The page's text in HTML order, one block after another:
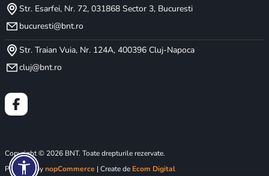
Str. Esarfei, Nr. 72, 031868 Sector 3, Bucuresti
bucuresti@bnt.ro
Str. Traian Vuia, Nr. 124A, 400396 Cluj-Napoca
cluj@bnt.ro
Copyright © 2026 BNT. Toate drepturile rezervate.
Powered bynopCommerce | Create de Ecom Digital